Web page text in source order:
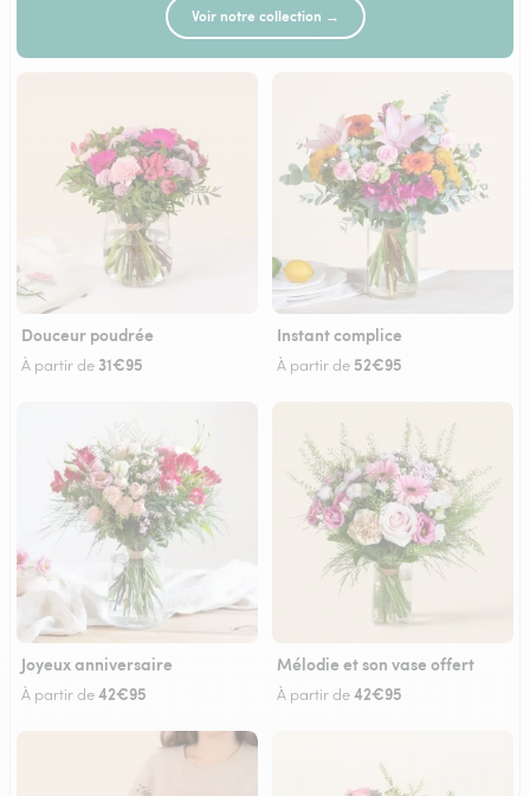
Voir notre collection →
Douceur poudrée
À partir de 31€95
Instant complice
À partir de 52€95
Joyeux anniversaire
À partir de42€95
Mélodie et son vase offert
À partir de42€95